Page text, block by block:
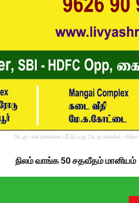
அடகு - ஏல நகையை மீட்டு மறு அடகு வைக்க - விற்க
நிலம் வாங்க 50 சதவீதம் மானியம்